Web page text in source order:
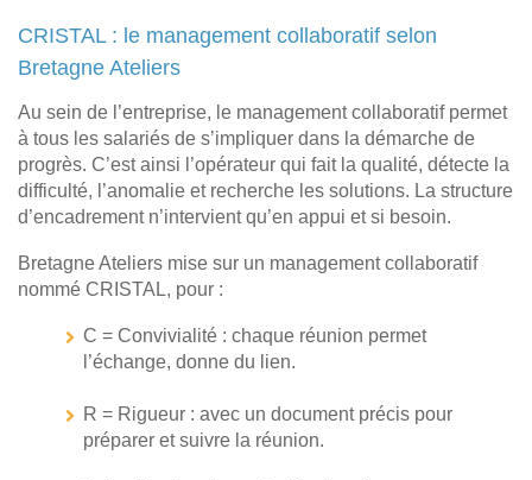
CRISTAL : le management collaboratif selon
Bretagne Ateliers
Au sein de l’entreprise, le management collaboratif permet
à tous les salariés de s’impliquer dans la démarche de
progrès. C’est ainsi l’opérateur qui fait la qualité, détecte la
difficulté, l’anomalie et recherche les solutions. La structure
d’encadrement n’intervient qu’en appui et si besoin.
Bretagne Ateliers mise sur un management collaboratif
nommé CRISTAL, pour :
C = Convivialité : chaque réunion permet
l’échange, donne du lien.
R = Rigueur : avec un document précis pour
préparer et suivre la réunion.